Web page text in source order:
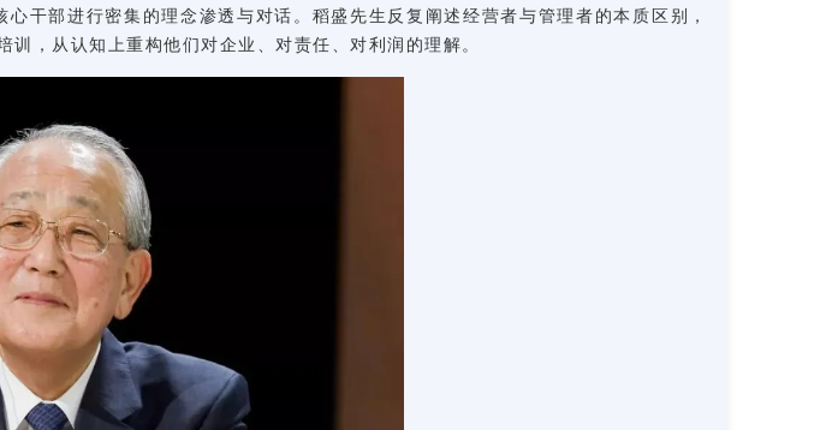
干部进行密集的理念渗透与对话。稻盛先生反复阐述经营者与管理者的本质区别，
，从认知上重构他们对企业、对责任、对利润的理解。